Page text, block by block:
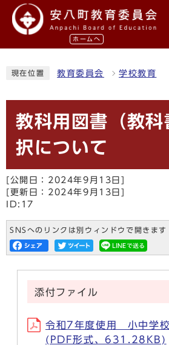
ホームへ
現在位置 教育委員会 学校教育
教科用図書（教科
択について
[公開日：2024年9月13日]
[更新日：2024年9月13日]
ID:17
SNSへのリンクは別ウィンドウで開きます
添付ファイル
令和7年度使用 小中学
(PDF形式、631.28KB)